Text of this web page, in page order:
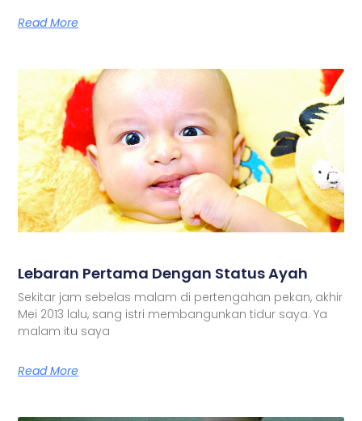
Read More
Lebaran Pertama Dengan Status Ayah
Sekitar jam sebelas malam di pertengahan pekan, akhir
Mei 2013 lalu, sang istri membangunkan tidur saya. Ya
malam itu saya
Read More